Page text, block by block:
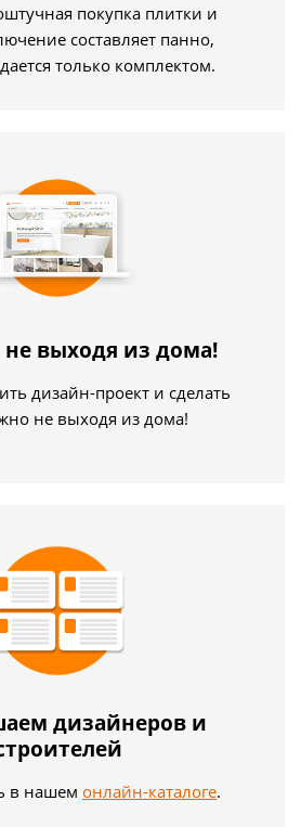
покупка плитки и
составляет панно,
только комплектом.
выходя из дома!
дизайн-проект и сделать
не выходя из дома!
дизайнеров и
в нашем онлайн-каталоге.